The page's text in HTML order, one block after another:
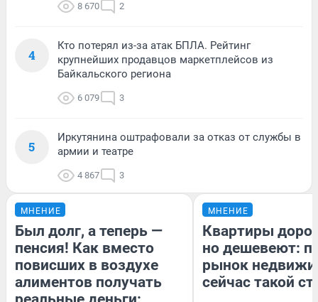
8 670 2
4
Кто потерял из-за атак БПЛА. Рейтинг
крупнейших продавцов маркетплейсов из
Байкальского региона
6 079 3
5
Иркутянина оштрафовали за отказ от службы в
армии и театре
4 867 3
МНЕНИЕ
Был долг, а теперь —
пенсия! Как вместо
повисших в воздухе
алиментов получать
МНЕНИЕ
Квартиры
но дешевеют:
рынок
сейчас такой